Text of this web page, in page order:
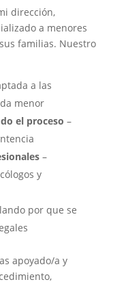
dirección,
a menores
familias. Nuestro
a las
menor
el proceso –
–
y
por que se
apoyado/a y